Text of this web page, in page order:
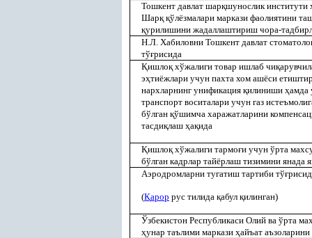
Тошкент давлат шарқшунослик институти
Шарқ қўлёзмалари маркази фаолиятини
қурилишини жадаллаштириш чора-
Н.Л. Хабиловни Тошкент давлат
тўғрисида
Қишлоқхўжалиги товар ишлаб чиқ
эҳтиёжлари учун пахта хом ашёси
нархларнинг унификация қилиниши ҳамда
транспорт воситалари учун газ
бўлган қўшимча харажатларини
тасдиқлаш ҳақида
Қишлоқхўжалиги тармоғи учун ўрта
бўлган кадрлар тайёрлаш тизимини
Аэродромларни тугатиш тартиби тўғ
(Қарор рус тилида қабул қилинган)
Ўзбекистон Республикаси Олий ва ўрта
ҳунар таълими маркази ҳайъат аъзоларини